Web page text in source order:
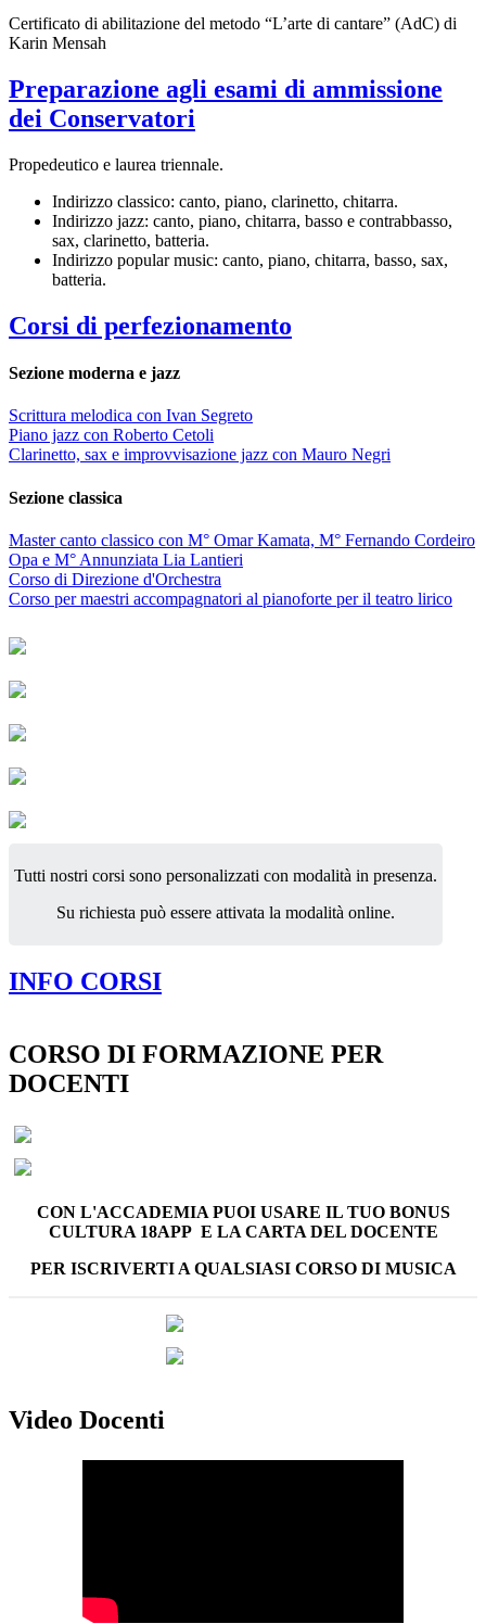
Certificato di abilitazione del metodo “L’arte di cantare” (AdC) di
Karin Mensah
Preparazione agli esami di ammissione
dei Conservatori
Propedeutico e laurea triennale.
Indirizzo classico: canto, piano, clarinetto, chitarra.
Indirizzo jazz: canto, piano, chitarra, basso e contrabbasso,
sax, clarinetto, batteria.
Indirizzo popular music: canto, piano, chitarra, basso, sax,
batteria.
Corsi di perfezionamento
Sezione moderna e jazz
Scrittura melodica con Ivan Segreto
Piano jazz con Roberto Cetoli
Clarinetto, sax e improvvisazione jazz con Mauro Negri
Sezione classica
Master canto classico con M° Omar Kamata, M° Fernando Cordeiro
Opa e M° Annunziata Lia Lantieri
Corso di Direzione d'Orchestra
Corso per maestri accompagnatori al pianoforte per il teatro lirico
Tutti nostri corsi sono personalizzati con modalità in presenza.
Su richiesta può essere attivata la modalità online.
INFO CORSI
CORSO DI FORMAZIONE PER
DOCENTI
CON L'ACCADEMIA PUOI USARE IL TUO BONUS
CULTURA 18APP E LA CARTA DEL DOCENTE
PER ISCRIVERTI A QUALSIASI CORSO DI MUSICA
Video Docenti